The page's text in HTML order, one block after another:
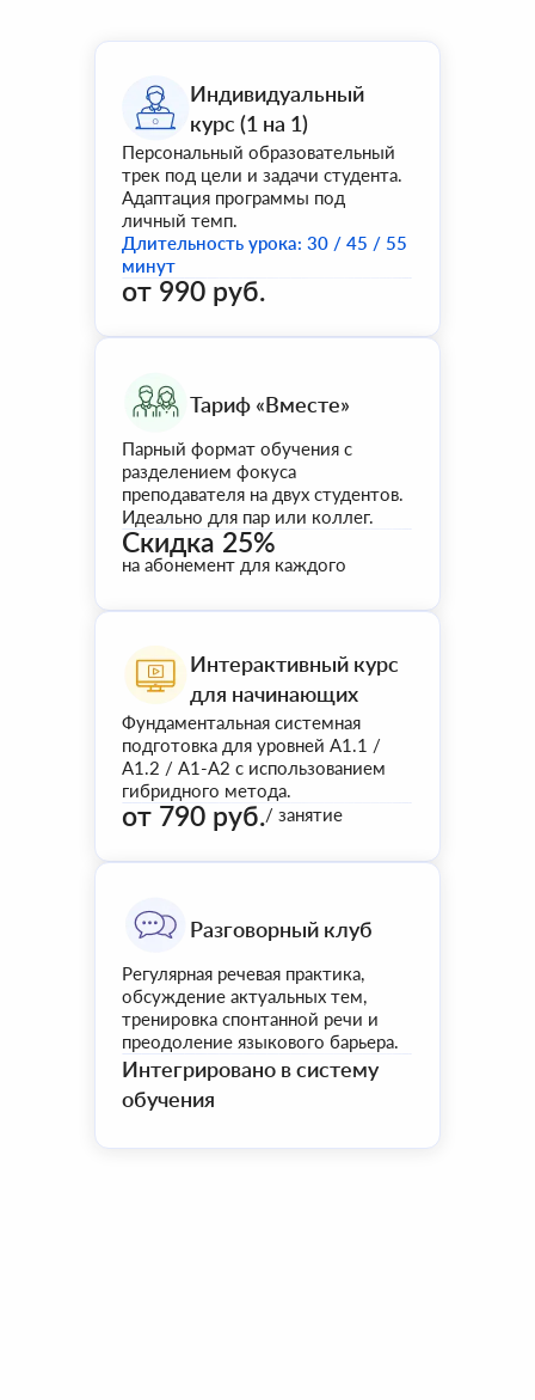
Индивидуальный
курс (1 на 1)
Персональный образовательный
трек под цели и задачи студента.
Адаптация программы под
личный темп.
Длительность урока: 30 / 45 / 55
минут
от 990 руб.
Тариф «Вместе»
Парный формат обучения с
разделением фокуса
преподавателя на двух студентов.
Идеально для пар или коллег.
Скидка 25%
на абонемент для каждого
Интерактивный курс
для начинающих
Фундаментальная системная
подготовка для уровней А1.1 /
А1.2 / А1-А2 с использованием
гибридного метода.
от 790 руб./ занятие
Разговорный клуб
Регулярная речевая практика,
обсуждение актуальных тем,
тренировка спонтанной речи и
преодоление языкового барьера.
Интегрировано в систему
обучения